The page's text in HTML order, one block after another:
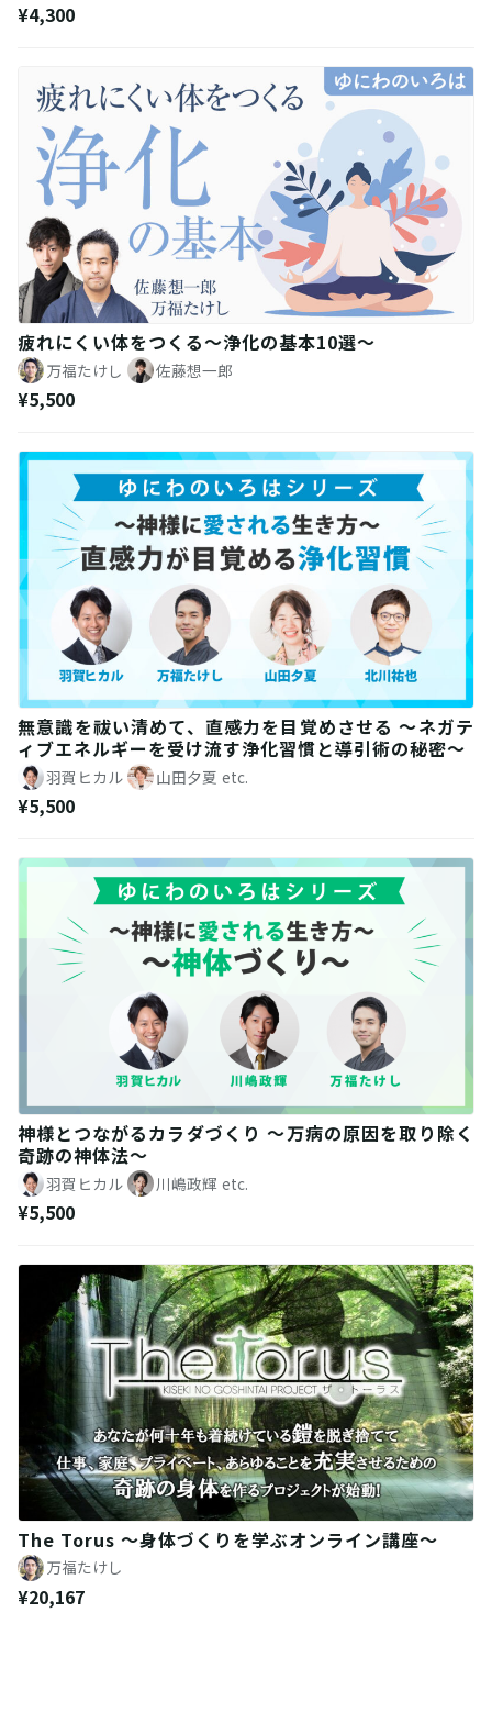
¥4,300
疲れにくい体をつくる〜浄化の基本10選〜
万福たけし 佐藤想一郎
¥5,500
無意識を祓い清めて、直感力を目覚めさせる ～ネガテ
ィブエネルギーを受け流す浄化習慣と導引術の秘密～
羽賀ヒカル 山田夕夏 etc.
¥5,500
神様とつながるカラダづくり 〜万病の原因を取り除く
奇跡の神体法〜
羽賀ヒカル 川嶋政輝 etc.
¥5,500
The Torus 〜身体づくりを学ぶオンライン講座〜
万福たけし
¥20,167